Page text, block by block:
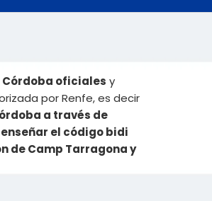
oficiales y
por Renfe, es decir
a través de
el código bidi
de Camp Tarragona y